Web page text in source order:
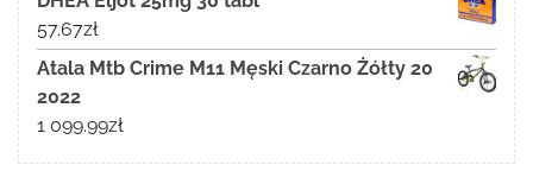
57.67zł
Atala Mtb Crime M11 Męski Czarno Żółty 20
2022
1 099.99zł